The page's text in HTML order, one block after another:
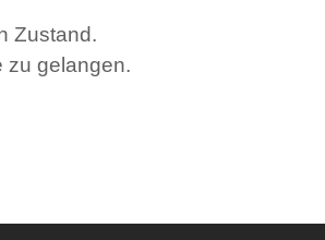
Zustand.
zu gelangen.